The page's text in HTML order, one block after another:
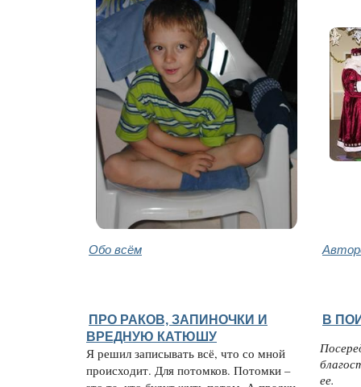
Обо всём
ПРО РАКОВ, ЗАПИНОЧКИ И
ВРЕДНУЮ КАТЮШУ
Я решил записывать всё, что со мной
происходит. Для потомков. Потомки –
В
ее.